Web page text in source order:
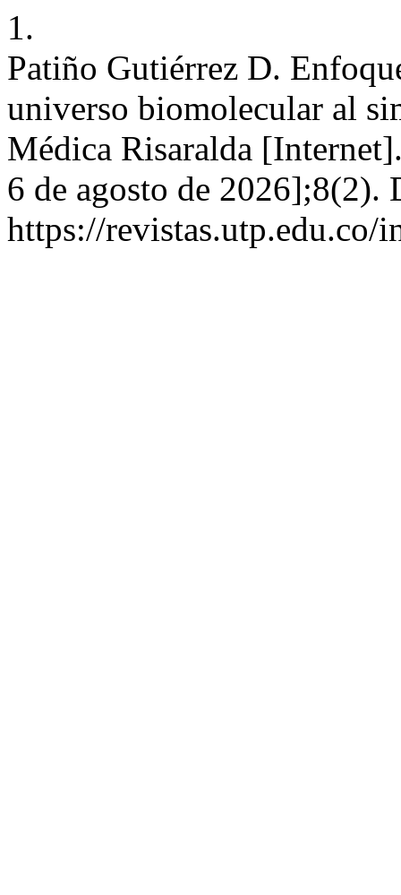
1.
Patiño Gutiérrez D.
universo biomolecular al
Médica Risaralda
6 de agosto de 2026];8(2).
https://revistas.utp.edu.co/